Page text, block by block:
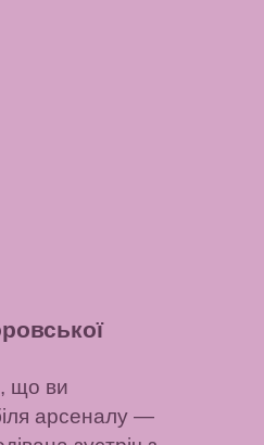
що ви
арсеналу —